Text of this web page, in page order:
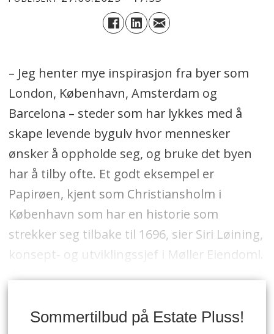
– Jeg henter mye inspirasjon fra byer som
London, København, Amsterdam og
Barcelona – steder som har lykkes med å
skape levende bygulv hvor mennesker
ønsker å oppholde seg, og bruke det byen
har å tilby ofte. Et godt eksempel er
Papirøen, kjent som Christiansholm i
København som har en historie som
strekker seg tilbake til 1696, sier Siri Løining,
konsept- og utviklingssjef i Møller Eiendoml.
Sommertilbud på Estate Pluss!